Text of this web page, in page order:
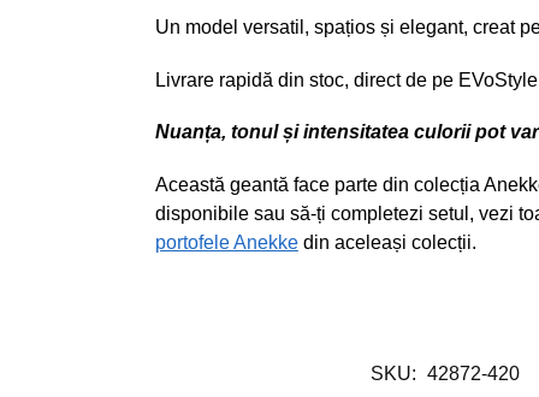
Un model versatil, spațios și elegant, creat
Livrare rapidă din stoc, direct de pe
Nuanța, tonul și intensitatea culorii pot
Această geantă face parte din colecția
disponibile sau să-ți completezi setul, vezi
portofele Anekkedin aceleași colecții.
SKU: 42872-420